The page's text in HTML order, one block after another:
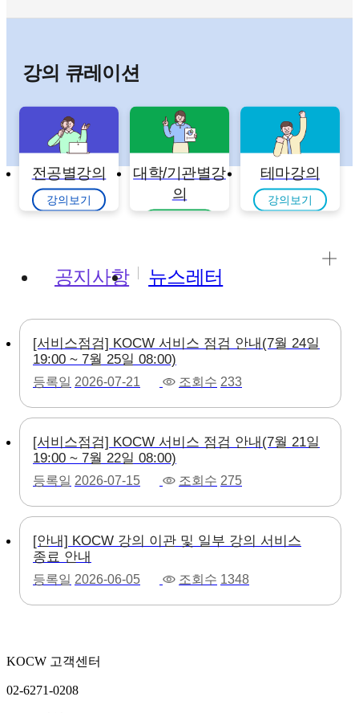
강의 큐레이션
전공별강의
강의보기
대학/기관별강
의
테마강의
강의보기
공지사항 뉴스레터
[서비스점검] KOCW 서비스 점검 안내(7월 24일
19:00 ~ 7월 25일 08:00)
등록일 2026-07-21 조회수 233
[서비스점검] KOCW 서비스 점검 안내(7월 21일
19:00 ~ 7월 22일 08:00)
등록일 2026-07-15 조회수 275
[안내] KOCW 강의 이관 및 일부 강의 서비스
종료 안내
등록일 2026-06-05 조회수 1348
KOCW 고객센터
02-6271-0208